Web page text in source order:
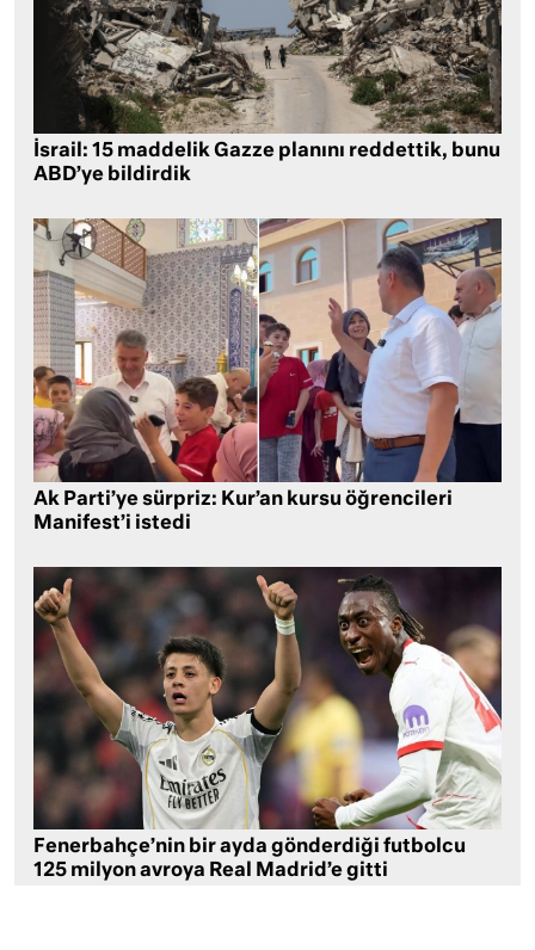
İsrail: 15 maddelik Gazze planını reddettik, bunu
ABD’ye bildirdik
Ak Parti’ye sürpriz: Kur’an kursu öğrencileri
Manifest’i istedi
Fenerbahçe’nin bir ayda gönderdiği futbolcu
125 milyon avroya Real Madrid’e gitti